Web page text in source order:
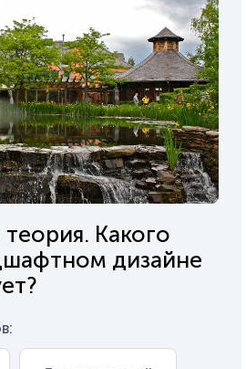
Какого
дизайне